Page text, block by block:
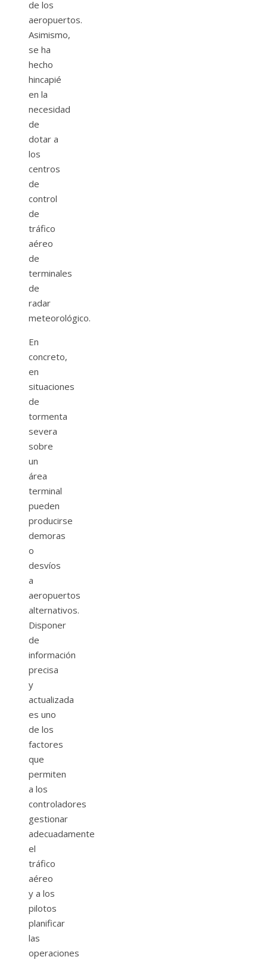
de los
aeropuertos.
Asimismo,
se ha
hecho
hincapié
en la
necesidad
de
dotar a
los
centros
de
control
de
tráfico
aéreo
de
terminales
de
radar
meteorológico.
En
concreto,
en
situaciones
de
tormenta
severa
sobre
un
área
terminal
pueden
producirse
demoras
o
desvíos
a
aeropuertos
alternativos.
Disponer
de
información
precisa
y
actualizada
es uno
de los
factores
que
permiten
a los
controladores
gestionar
adecuadamente
el
tráfico
aéreo
y a los
pilotos
planificar
las
operaciones